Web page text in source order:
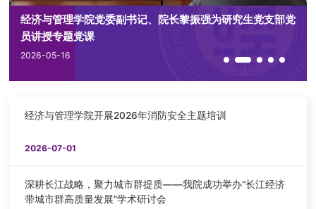
经济与管理学院党委副书记、院长黎振强为研究生党支部党
员讲授专题党课
2026-05-16
经济与管理学院开展2026年消防安全主题培训
2026-07-01
深耕长江战略，聚力城市群提质——我院成功举办“长江经济
带城市群高质量发展”学术研讨会